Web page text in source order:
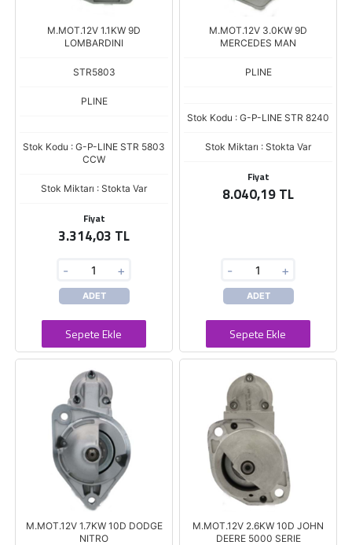
M.MOT.12V 1.1KW 9D
LOMBARDINI
STR5803
PLINE
Stok Kodu : G-P-LINE STR 5803
CCW
Stok Miktarı : Stokta Var
Fiyat
3.314,03 TL
- +
ADET
Sepete Ekle
M.MOT.12V 3.0KW 9D
MERCEDES MAN
PLINE
Stok Kodu : G-P-LINE STR 8240
Stok Miktarı : Stokta Var
Fiyat
8.040,19 TL
- +
ADET
Sepete Ekle
M.MOT.12V 1.7KW 10D DODGE
NITRO
M.MOT.12V 2.6KW 10D JOHN
DEERE 5000 SERIE